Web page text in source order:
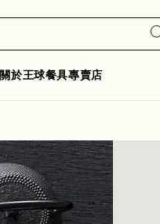
關於王球餐具專賣店